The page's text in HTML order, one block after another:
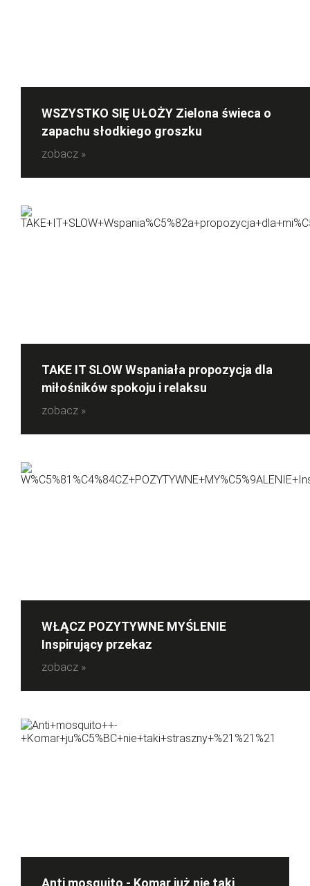
WSZYSTKO SIĘ UŁOŻY Zielona świeca o
zapachu słodkiego groszku
zobacz »
TAKE IT SLOW Wspaniała propozycja dla
miłośników spokoju i relaksu
zobacz »
WŁĄCZ POZYTYWNE MYŚLENIE
Inspirujący przekaz
zobacz »
Anti mosquito - Komar już nie taki